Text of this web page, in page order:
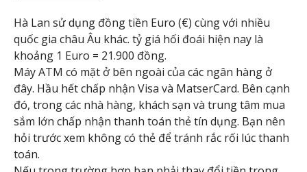
Hà Lan sử dụng đồng tiền Euro (€) cùng với nhiều
quốc gia châu Âu khác. tỷ giá hối đoái hiện nay là
khoảng 1 Euro = 21.900 đồng.
Máy ATM có mặt ở bên ngoài của các ngân hàng ở
đây. Hầu hết chấp nhận Visa và MatserCard. Bên cạnh
đó, trong các nhà hàng, khách sạn và trung tâm mua
sắm lớn chấp nhận thanh toán thẻ tín dụng. Bạn nên
hỏi trước xem không có thẻ để tránh rắc rối lúc thanh
toán.